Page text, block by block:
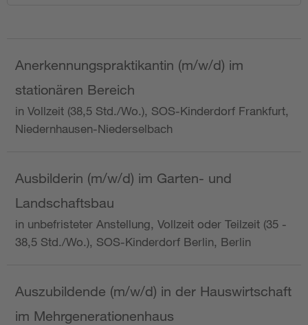
Anerkennungspraktikantin (m/w/d) im
stationären Bereich
in Vollzeit (38,5 Std./Wo.), SOS-Kinderdorf Frankfurt,
Niedernhausen-Niederselbach
Ausbilderin (m/w/d) im Garten- und
Landschaftsbau
in unbefristeter Anstellung, Vollzeit oder Teilzeit (35 -
38,5 Std./Wo.), SOS-Kinderdorf Berlin, Berlin
Auszubildende (m/w/d) in der Hauswirtschaft
im Mehrgenerationenhaus